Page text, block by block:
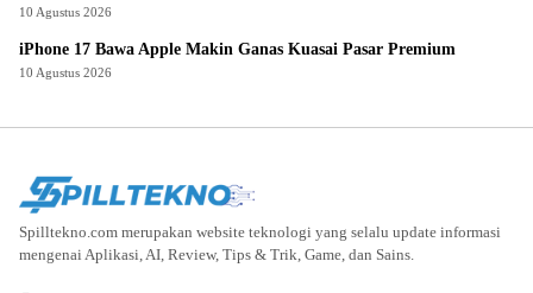
10 Agustus 2026
iPhone 17 Bawa Apple Makin Ganas Kuasai Pasar Premium
10 Agustus 2026
Spilltekno.com merupakan website teknologi yang selalu update informasi
mengenai Aplikasi, AI, Review, Tips & Trik, Game, dan Sains.